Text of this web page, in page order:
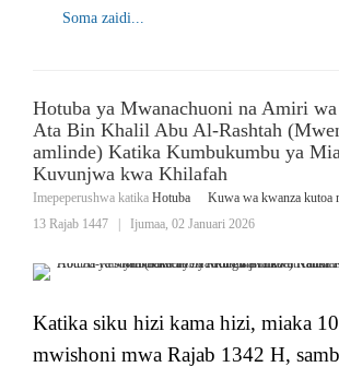
Soma zaidi...
Hotuba ya Mwanachuoni na Amiri
Ata Bin Khalil Abu Al-Rashtah
amlinde) Katika Kumbukumbu ya
Kuvunjwa kwa Khilafah
Imepeperushwa katika Hotuba
Kuwa wa kwanza kutoa
13 Rajab 1447
Ijumaa, 02 Januari 2026
Katika siku hizi kama hizi, miaka
mwishoni mwa Rajab 1342 H,